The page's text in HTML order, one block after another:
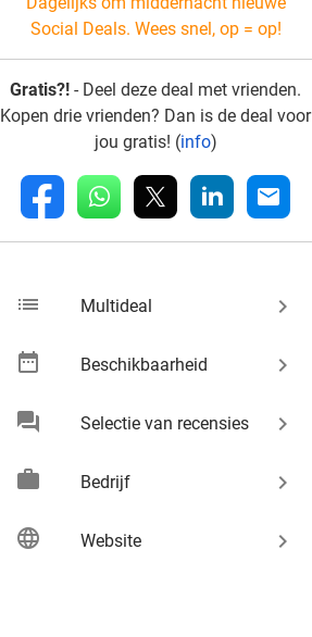
Social Deals. Wees snel, op = op!
Gratis?! - Deel deze deal met vrienden.
Kopen drie vrienden? Dan is de deal voor
jou gratis! (info)
fb whatsapp linkedin mail
list Multideal keyboard_arrow_right
date_range Beschikbaarheid keyboard_arrow_right
chat Selectie van recensies keyboard_arrow_right
work Bedrijf keyboard_arrow_right
language Website keyboard_arrow_right